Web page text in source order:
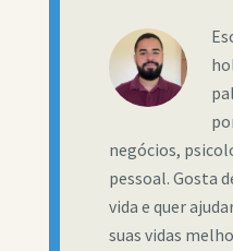
negócios,
pessoal. Gosta
vida e quer
suas vidas